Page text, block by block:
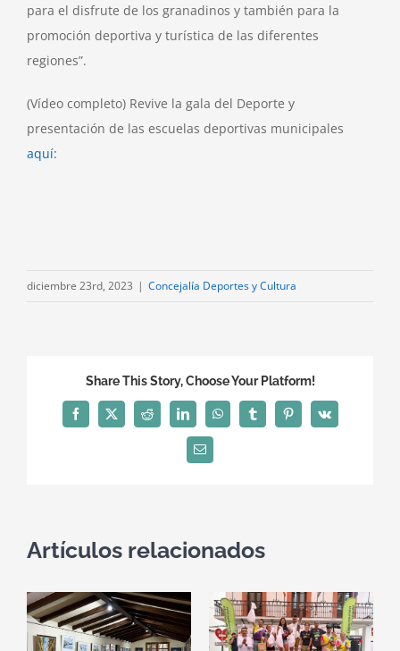
para el disfrute de los granadinos y también para la
promoción deportiva y turística de las diferentes
regiones”.
(Vídeo completo) Revive la gala del Deporte y
presentación de las escuelas deportivas municipales
aquí:
diciembre 23rd, 2023 | Concejalía Deportes y Cultura
Share This Story, Choose Your Platform!
Facebook
X Reddit LinkedInWhatsAppTumblrPinterest
Vk
Correo
electrónico
Artículos relacionados